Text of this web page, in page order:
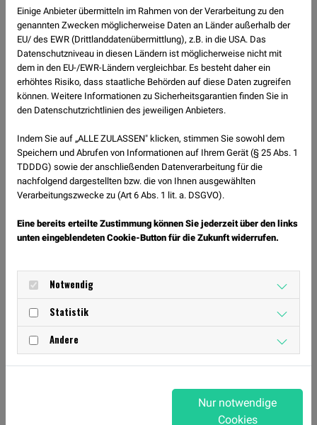
Turniervorbereitungsgruppe führt
ambitionierte junge Tänzerinnen
und Tänzer unter 18 Jahren zur
Teilnahme an Tanzsportturnieren
in den Standardtänzen heran.
Neben grundlegenden
technischen Abläufen werden
auch Ausdauer, Koordination und
Ausdruck trainiert.
Einzeltanzende sowie Paare, die
gerne ins Turniertanzen
einsteigen wollen, sind herzlich
willkommen.
mitbringen solltest
Hallenschuhe/Turnschläppchen,
Das könnte Sie auch interessieren
Einige Anbieter übermitteln im Rahmen von der Verarbeitung zu den
genannten Zwecken möglicherweise Daten an Länder außerhalb der
EU/ des EWR (Drittlanddatenübermittlung), z.B. in die USA. Das
Datenschutzniveau in diesen Ländern ist möglicherweise nicht mit
dem in den EU-/EWR-Ländern vergleichbar. Es besteht daher ein
erhöhtes Risiko, dass staatliche Behörden auf diese Daten zugreifen
können. Weitere Informationen zu Sicherheitsgarantien finden Sie in
den Datenschutzrichtlinien des jeweiligen Anbieters.
Indem Sie auf „ALLE ZULASSEN" klicken, stimmen Sie sowohl dem
Speichern und Abrufen von Informationen auf Ihrem Gerät (§ 25 Abs. 1
TDDDG) sowie der anschließenden Datenverarbeitung für die
nachfolgend dargestellten bzw. die von Ihnen ausgewählten
Verarbeitungszwecke zu (Art 6 Abs. 1 lit. a. DSGVO).
Eine bereits erteilte Zustimmung können Sie jederzeit über den links
unten eingeblendeten Cookie-Button für die Zukunft widerrufen.
Notwendig
Statistik
Andere
Nur notwendige
Cookies